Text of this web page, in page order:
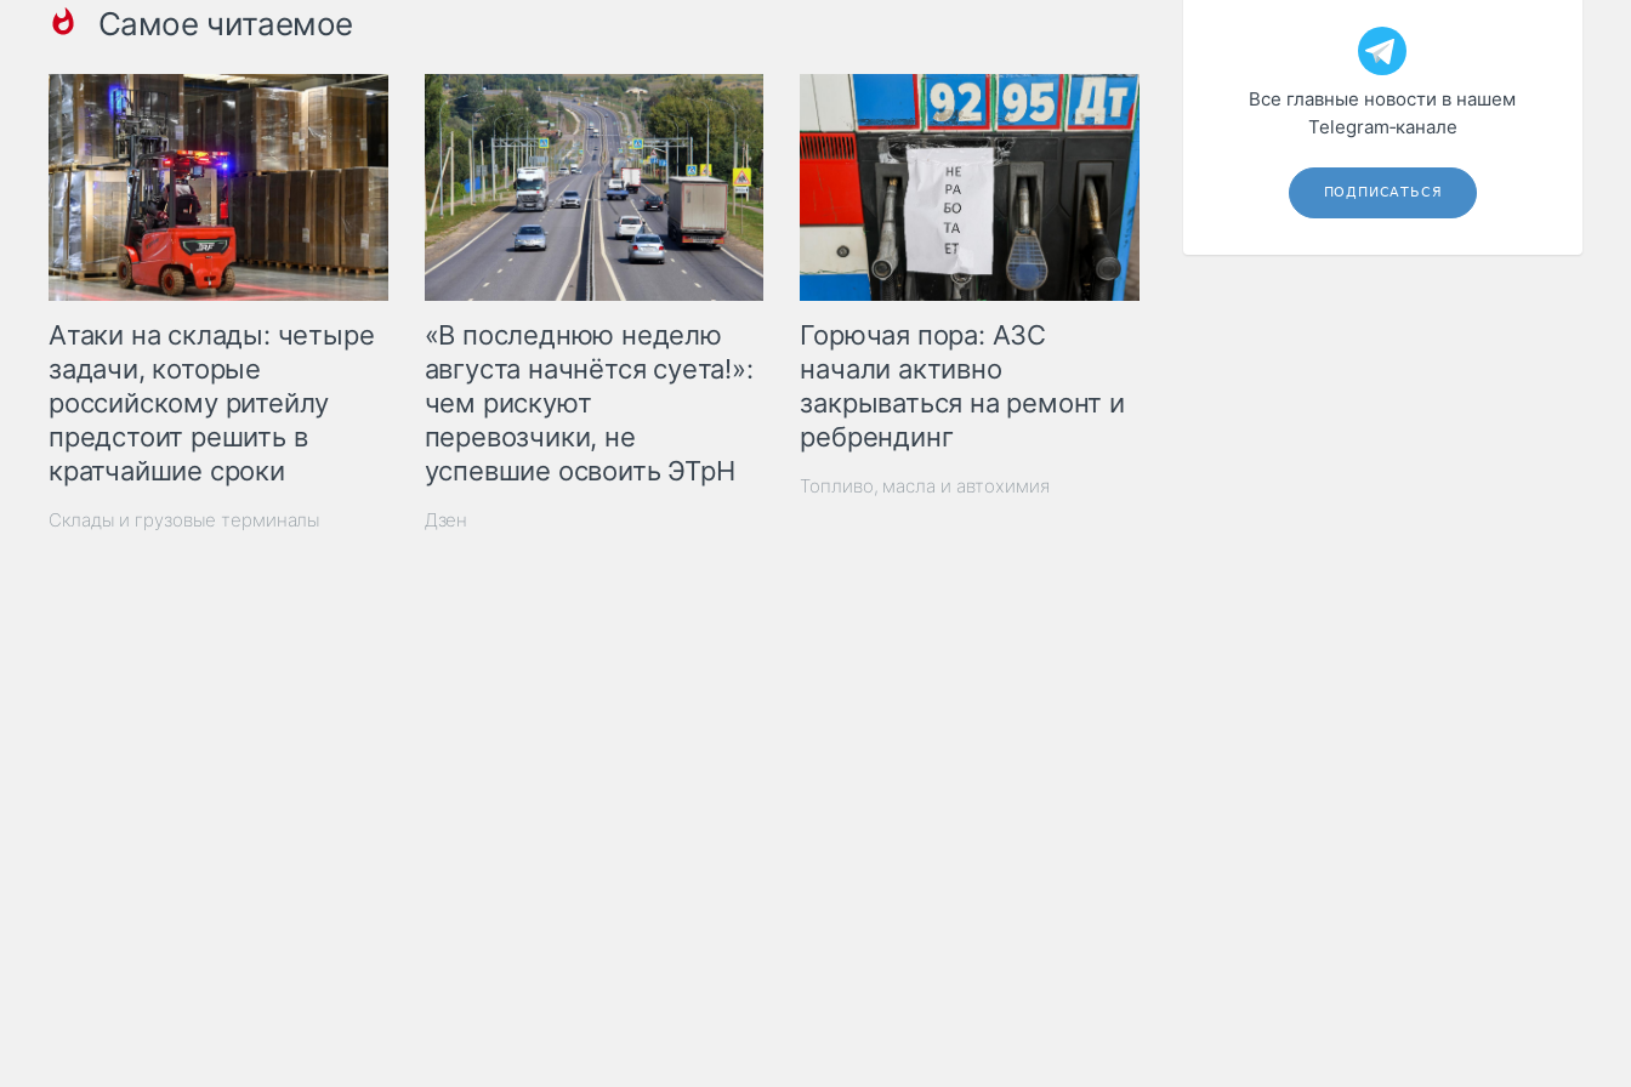
Самое читаемое
Атаки на склады: четыре
задачи, которые
российскому ритейлу
предстоит решить в
кратчайшие сроки
Склады и грузовые терминалы
«В последнюю неделю
августа начнётся суета!»:
чем рискуют
перевозчики, не
успевшие освоить ЭТрН
Дзен
Горючая пора: АЗС
начали активно
закрываться на ремонт и
ребрендинг
Топливо, масла и автохимия
Все главные новости в нашем
Telegram‑канале
ПОДПИСАТЬСЯ